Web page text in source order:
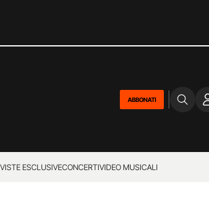
ABBONATI
ESCLUSIVECONCERTIVIDEO MUSICALI